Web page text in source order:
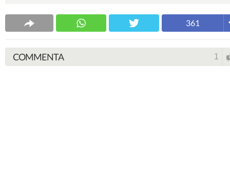
361
COMMENTA 1